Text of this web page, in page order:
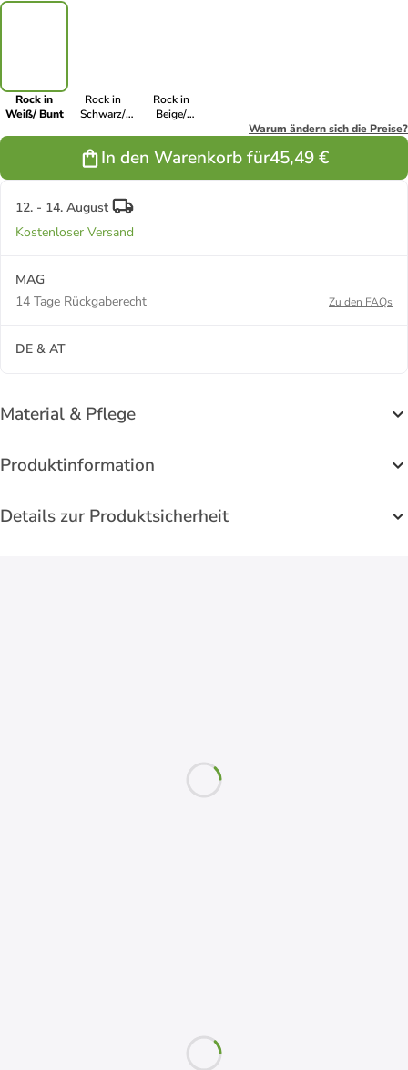
Rock in
Weiß/ Bunt
Rock in
Schwarz/
Rock in
Beige/
Warum ändern sich die Preise?
In den Warenkorb für45,49 €
12. - 14. August
Kostenloser Versand
MAG
14 Tage Rückgaberecht
Zu den FAQs
DE & AT
Material & Pflege
Produktinformation
Details zur Produktsicherheit